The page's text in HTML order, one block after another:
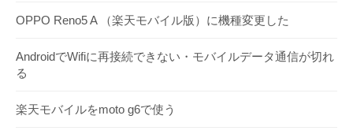
OPPO Reno5 A （楽天モバイル版）に機種変更した
AndroidでWifiに再接続できない・モバイルデータ通信が切れ
る
楽天モバイルをmoto g6で使う